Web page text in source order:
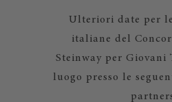
Ulteriori date per
italiane del
Steinway per Giovani
luogo presso le